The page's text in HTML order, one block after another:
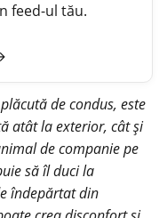
feed-ul tău.
de condus, este
atât la exterior, cât și
de companie pe
să îl duci la
îndepărtat din